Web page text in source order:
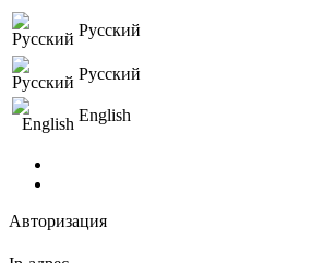
Русский
Русский
English
Авторизация